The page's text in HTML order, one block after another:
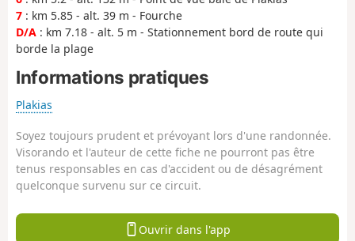
7 : km 5.85 - alt. 39 m - Fourche
D/A : km 7.18 - alt. 5 m - Stationnement bord de route qui
borde la plage
Informations pratiques
Plakias
Soyez toujours prudent et prévoyant lors d'une randonnée.
Visorando et l'auteur de cette fiche ne pourront pas être
tenus responsables en cas d'accident ou de désagrément
quelconque survenu sur ce circuit.
Ouvrir dans l'app